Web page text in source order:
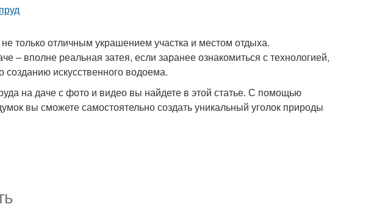
только отличным украшением участка и местом отдыха.
– вполне реальная затея, если заранее ознакомиться с технологией,
искусственного водоема.
на даче с фото и видео вы найдете в этой статье. С помощью
вы сможете самостоятельно создать уникальный уголок природы